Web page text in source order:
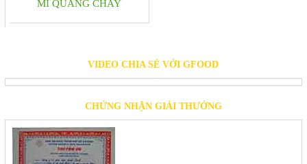
MÌ QUẢNG CHAY
VIDEO CHIA SẺ VỚI GFOOD
CHỨNG NHẬN GIẢI THƯỞNG